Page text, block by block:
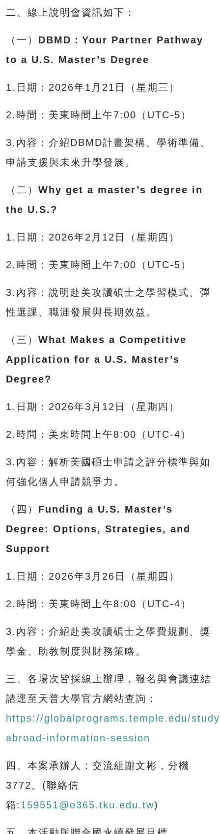
二、線上說明會資訊如下：
（一） DBMD： Your Partner Pathway
to a U.S. Master’s Degree
1.日期：2026年1月21日（星期三）
2.時間：美東時間上午7:00（UTC-5）
3.內容：介紹DBMD計畫架構、學術準備、
申請支援與未來升學發展。
（二） Why get a master’s degree in
the U.S.?
1.日期：2026年2月12日（星期四）
2.時間：美東時間上午7:00（UTC-5）
3.內容：說明赴美攻讀碩士之學習模式、彈
性選課、職涯發展與長期效益。
（三） What Makes a Competitive
Application for a U.S. Master’s
Degree?
1.日期：2026年3月12日（星期四）
2.時間：美東時間上午8:00（UTC-4）
3.內容：解析美國碩士申請之評分標準與如
何強化個人申請競爭力。
（四） Funding a U.S. Master’s
Degree: Options, Strategies, and
Support
1.日期：2026年3月26日（星期四）
2.時間：美東時間上午8:00（UTC-4）
3.內容：介紹赴美攻讀碩士之學費規劃、獎
學金、助教制度與財務策略。
三、各場次皆採線上辦理，報名與會議連結
請逕至天普大學官方網站查詢：
https://globalprograms.temple.edu/
abroad-information-session
四、本案承辦人：交流組謝文彬，分機
3772。(聯絡信
箱: 159551@o365.tku.edu.tw)